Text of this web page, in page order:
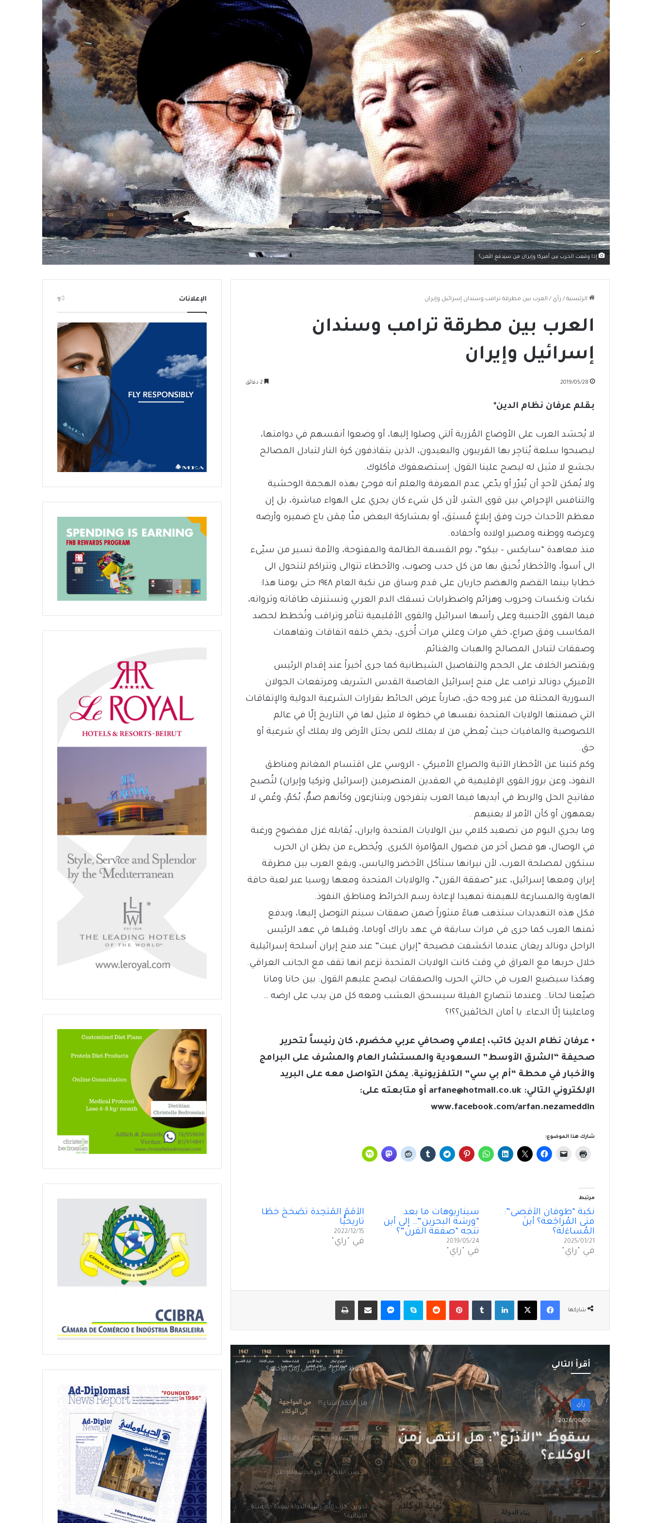
إذا وقعت الحرب بين أميركا وإيران من سيدفع الثمن؟
الرئيسية / رأي / العرب بين مطرقة ترامب وسندان إسرائيل وإيران
العرب بين مطرقة ترامب وسندان
إسرائيل وإيران
2019/05/28
بقلم عرفان نظام الدين*
لا يُحسَد العرب على الأوضاع المُزرية آلتي وصلوا إليها، أو وضعوا أنفسهم في دوامتها،
ليصبحوا سلعة يُتاجِر بها القريبون والبعيدون، الذين يتقاذفون كرة النار لتبادل المصالح
بجشع لا مثيل له ليصح علينا القول: إستضعفوك فأكلوك.
ولا يُمكن لأحدٍ أن يُبرّر أو يدّعي عدم المعرفة والعلم أنه فوجئ بهذه الهجمة الوحشية
والتنافس الإجرامي بين قوى الشر، لأن كل شيء كان يجري على الهواء مباشرة، بل إن
معظم الأحداث جرت وفق إبلاغٍ مُسبَق، أو بمشاركة البعض منّا مِمَن باع ضميره وأرضه
وعرضه ووطنه ومصير اولاده وأحفاده.
منذ معاهدة “سايكس – بيكو”، يوم القسمة الظالمة والمفتوحة، والأمة تسير من سيّىء
الى أسوأ، والأخطار تُحيق بها من كل حدب وصوب، والأخطاء تتوالى وتتراكم لتتحول الى
خطايا بينما القضم والهضم جاريان على قدم وساق من نكبة العام ١٩٤٨ حتى يومنا هذا:
نكبات ونكسات وحروب وهزائم واضطرابات تسفك الدم العربي وتستنزف طاقاته وثرواته،
فيما القوى الأجنبية وعلى رأسها اسرائيل والقوى الأقليمية تتآمر وتراقب وتُخطط لحصد
المكاسب وفق صراع، خفي مرات وعلني مرات أُخرى، يخفي خلفه اتفاقات وتفاهمات
وصفقات لتبادل المصالح والهبات والغنائم.
ويقتصر الخلاف على الحجم والتفاصيل الشيطانية كما جرى أخيراً عند إقدام الرئيس
الأميركي دونالد ترامب على منح إسرائيل الغاصبة القدس الشريف ومرتفعات الجولان
السورية المحتلة من غير وجه حق، ضارباً عرض الحائط بقرارات الشرعية الدولية والإتفاقات
التي ضمنتها الولايات المتحدة نفسها في خطوة لا مثيل لها في التاريخ إلّا في عالم
اللصوصية والمافيات حيث يُعطي من لا يملك للص يحتل الأرض ولا يملك أي شرعية أو
حق.
وكم كتبنا عن الأخطار الآتية والصراع الأميركي – الروسي على اقتسام المغانم ومناطق
النفوذ، وعن بروز القوى الإقليمية في العقدين المنصرمين (إسرائيل وتركيا وإيران) لتُصبح
مفاتيح الحل والربط في أيديها فيما العرب يتفرجون ويتنازعون وكأنهم صمٌّ، بُكمٌ، وعُمي لا
يعمهون أو كأن الأمر لا يعنيهم .
وما يجري اليوم من تصعيد كلامي بين الولايات المتحدة وايران، يُقابله غزل مفضوح ورغبة
في الوصال، هو فصل آخر من فصول المؤامرة الكبرى. ويُخطىء من يظن ان الحرب
ستكون لمصلحة العرب، لأن نيرانها ستأكل الأخضر واليابس، ويقع العرب بين مطرقة
إيران ومعها إسرائيل، عبر “صفقة القرن”، والولايات المتحدة ومعها روسيا عبر لعبة حافة
الهاوية والمسارعة للهيمنة تمهيدا لإعادة رسم الخرائط ومناطق النفوذ.
فكل هذه التهديدات ستذهب هباءً منثوراً ضمن صفقات سيتم التوصل إليها، ويدفع
ثمنها العرب كما جرى في مرات سابقة في عهد باراك أوباما، وقبلها في عهد الرئيس
الراحل دونالد ريغان عندما انكشفت فضيحة “إيران غيت” عند منح إيران أسلحة إسرائيلية
خلال حربها مع العراق في وقت كانت الولايات المتحدة تزعم انها تقف مع الجانب العراقي.
وهكذا سيضيع العرب في حالتي الحرب والصفقات ليصح عليهم القول: بين حانا ومانا
ضيّعنا لحانا… وعندما تتصارع الفيلة سيسحق العشب ومعه كل من يدب على ارضه …
وماعلينا إلّا الدعاء: يا أمان الخائفين؟؟!؟
• عرفان نظام الدين كاتب، إعلامي وصحافي عربي مخضرم، كان رئيساً لتحرير
صحيفة “الشرق الأوسط” السعودية والمستشار العام والمشرف على البرامج
والأخبار في محطة “أم بي سي” التلفزيونية. يمكن التواصل معه على البريد
الإلكتروني التالي: arfane@hotmail.co.uk أو متابعته على:
www.facebook.com/arfan.nezameddin
شارك هذا الموضوع:
مرتبط
نكبة “طوفان الأقصى”:
متى المُراجَعة؟ أينَ
المُساءَلة؟
2025/01/21
في "رأي"
سيناريوهات ما بعد
“ورشة البحرين”… إلى أين
تتجه “صفقة القرن”؟
2019/05/24
في "رأي"
الأُمَمُ المُتَّحِدة تُصَحِّحُ خَطَأً
تاريخيًّا
2022/12/15
في "رأي"
شاركها
فيسبوك‫X لينكدإن بينتيريست سكايب ماسنجر مشاركة عبر البريد طباعة
أقرأ التالي
رأي
2026/08/04
هل الحُكمُ امتناع؟!
سقوطُ “الأذرُع”: هل انتهى زمنُ الوكلاء؟
مَن قَتَلَ بيروت؟ الجميع… ولا أحد
سقوطُ “الأذرُع”: هل انتهى زمنُ الوكلاء؟
هل الحُكمُ امتناع؟!
مَن قَتَلَ بيروت؟ الجميع… ولا أحد
الجيش اللبناني… آخر مدرسة للوطن
تَخوينُ “حزب الله” رمزيَّة الدولة يُفقِدُهُ حاضِنَته
اللبنانية؟
سقوطُ “الأذرُع”: هل انتهى زمنُ الوكلاء؟
الإعلانات